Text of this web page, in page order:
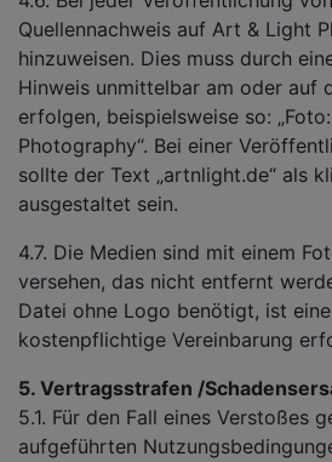
Quellennachweis auf Art & Light
hinzuweisen. Dies muss durch
Hinweis unmittelbar am oder auf
erfolgen, beispielsweise so:
Photography“. Bei einer
sollte der Text „artnlight.de“ als
ausgestaltet sein.
4.7. Die Medien sind mit einem
versehen, das nicht entfernt
Datei ohne Logo benötigt, ist
kostenpflichtige Vereinbarung
5. Vertragsstrafen /
5.1. Für den Fall eines Verstoßes
aufgeführten